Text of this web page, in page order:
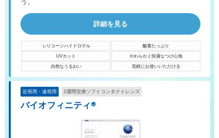
う。
詳細を見る
シリコーンハイドロゲル 酸素たっぷり
UVカット やわらかく快適なつけ心地
自然なうるおい 気軽にお使いいただける
近視用・遠視用 2週間交換ソフトコンタクトレンズ
バイオフィニティ®